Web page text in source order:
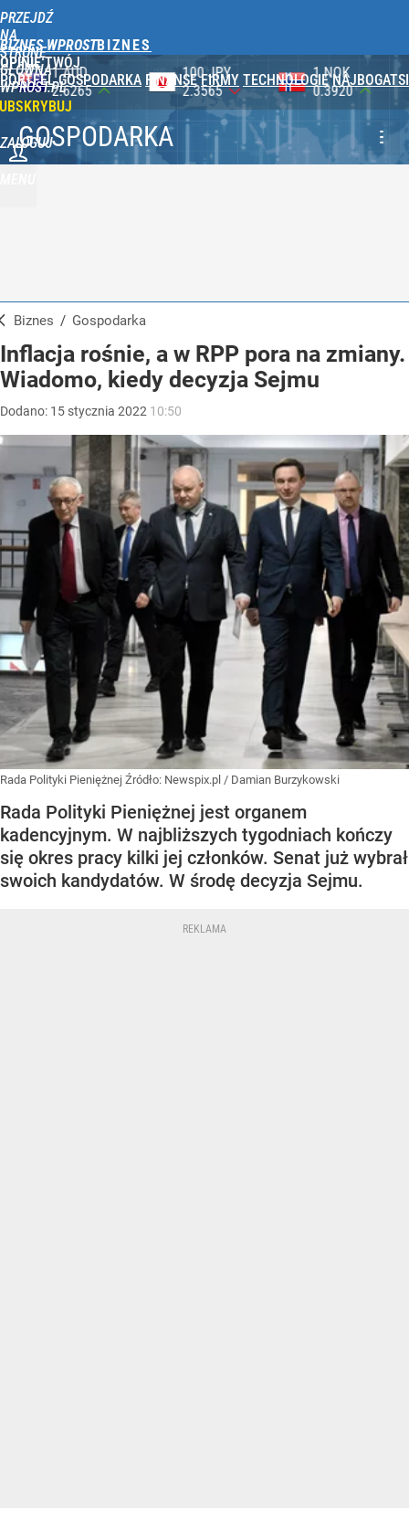
PRZEJDŹ
NA
STRONĘ
GŁÓWNĄ
WPROST.PL
BIZNES WPROST
OPINIE TWÓJ
PORTFEL GOSPODARKA FINANSE FIRMY TECHNOLOGIE NAJBOGATSI
ZALOGUJ
100 JPY
2.3565
1 NOK
0.3920
1 DKK
0.5753
GOSPODARKA
Biznes / Gospodarka
Inflacja rośnie, a w RPP pora na zmiany.
Wiadomo, kiedy decyzja Sejmu
Dodano: 15 stycznia 2022 10:50
Rada Polityki Pieniężnej Źródło: Newspix.pl / Damian Burzykowski
Rada Polityki Pieniężnej jest organem
kadencyjnym. W najbliższych tygodniach kończy
się okres pracy kilki jej członków. Senat już wybrał
swoich kandydatów. W środę decyzja Sejmu.